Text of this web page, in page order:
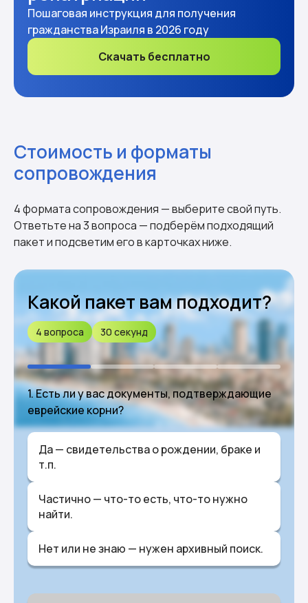
Пошаговая инструкция для получения
гражданства Израиля в 2026 году
Скачать бесплатно
Стоимость и форматы
сопровождения
4 формата сопровождения — выберите свой путь.
Ответьте на 3 вопроса — подберём подходящий
пакет и подсветим его в карточках ниже.
Какой пакет вам подходит?
4 вопроса 30 секунд
1. Есть ли у вас документы, подтверждающие
еврейские корни?
Да — свидетельства о рождении, браке и
т.п.
Частично — что-то есть, что-то нужно
найти.
Нет или не знаю — нужен архивный поиск.